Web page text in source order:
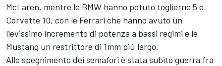
McLaren, mentre le BMW hanno potuto toglierne 5 e
Corvette 10, con le Ferrari che hanno avuto un
lievissimo incremento di potenza a bassi regimi e le
Mustang un restrittore di 1mm più largo.
Allo spegnimento dei semafori è stata subito guerra fra